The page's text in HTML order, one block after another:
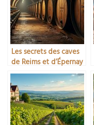
Les secrets des caves
de Reims et d’Épernay